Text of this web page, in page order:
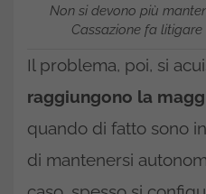
Non si devono più
Cassazione fa
Il problema, poi, si
raggiungono la
quando di fatto sono
di mantenersi